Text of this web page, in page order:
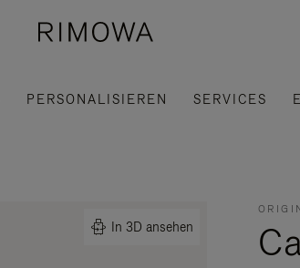
PERSONALISIEREN SERVICES
In 3D ansehen